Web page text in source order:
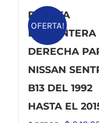
OFERTA!
PUERTA
DELTANTERA
DERECHA
NISSAN
B13 DEL 1992
HASTA EL